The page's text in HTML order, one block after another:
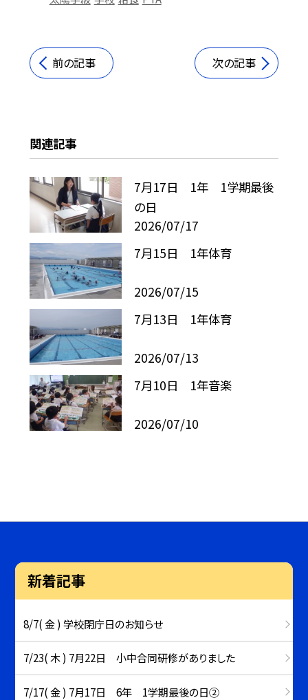
前の記事 次の記事
関連記事
7月17日 1年 1学期最後
の日
2026/07/17
7月15日 1年体育
2026/07/15
7月13日 1年体育
2026/07/13
7月10日 1年音楽
2026/07/10
新着記事
8/7( 金 ) 学校閉庁日のお知らせ
7/23( 木 ) 7月22日 小中合同研修がありました
7/17( 金 ) 7月17日 6年 1学期最後の日②